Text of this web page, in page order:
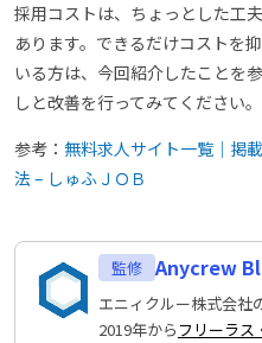
採用コストは、ちょっとした工
あります。できるだけコストを
いる方は、今回紹介したことを
しと改善を行ってみてください。
参考： 無料求人サイト一覧｜掲
法 – しゅふＪＯＢ
Anycrew
エニィクルー株式会社
2019年からフリーラス